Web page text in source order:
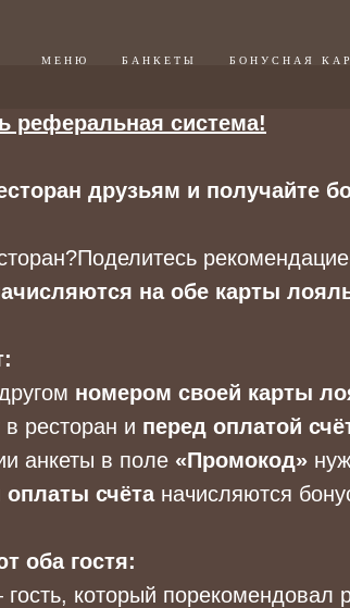
МЕНЮ БАНКЕТЫ БОНУСНАЯ
реферальная система!
друзьям и получайте
на обе карты
номером своей карты
ресторан и перед оплатой
анкеты в поле «Промокод»
оплаты счётаначисляются
оба гостя:
который порекомендовал